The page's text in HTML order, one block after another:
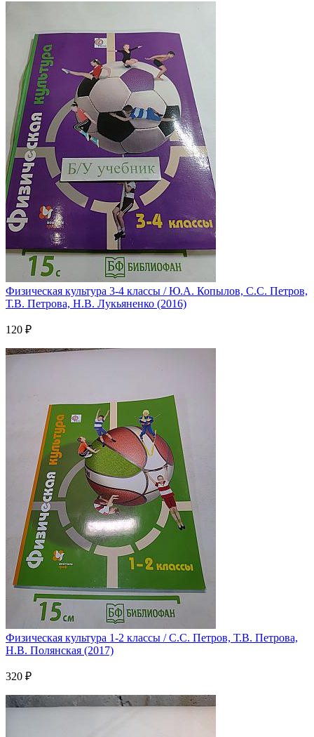
Физическая культура 3-4 классы / Ю.А. Копылов, С.С. Петров,
Т.В. Петрова, Н.В. Лукьяненко (2016)
120 ₽
Физическая культура 1-2 классы / С.С. Петров, Т.В. Петрова,
Н.В. Полянская (2017)
320 ₽